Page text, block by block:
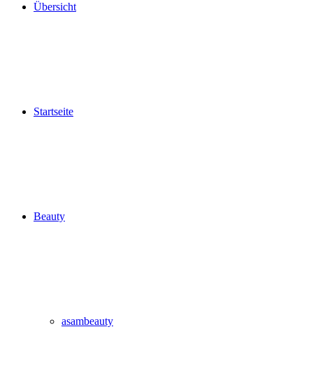
Übersicht
Startseite
Beauty
asambeauty